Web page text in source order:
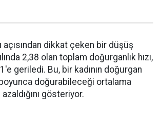
açısından dikkat çeken bir düşüş
2,38 olan toplam doğurganlık hızı,
geriledi. Bu, bir kadının doğurgan
doğurabileceği ortalama
azaldığını gösteriyor.